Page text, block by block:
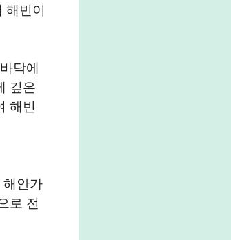
해빈이
닥에
깊은
해빈
해안가
로 전